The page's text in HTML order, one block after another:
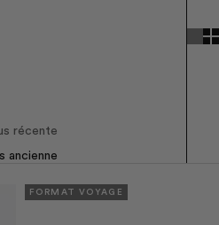
récente
ancienne
FORMAT VOYAGE